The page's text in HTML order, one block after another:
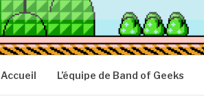
BAND OF
Actu Geek d'hier et d'aujourd'hui
Accueil L’équipe de Band of Geeks